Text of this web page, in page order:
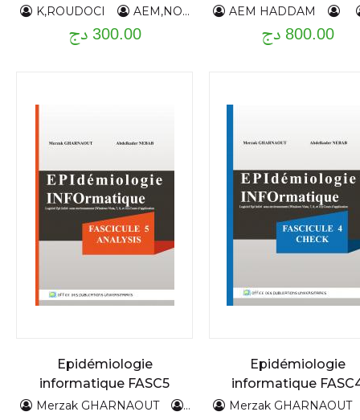
endocriniennes de
l'enfant
AEM HADDAM
800.00 دج
K,ROUDOCI AEM,NOUAR
300.00 دج
Epidémiologie
informatique
Merzak GHARNAOUT
Epidémiologie
informatique FASC5
Merzak GHARNAOUT Abdelkader NEBAB